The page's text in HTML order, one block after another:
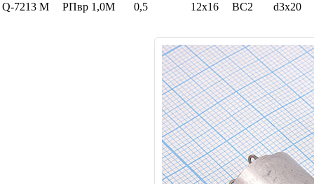
Q-7213 M
РПвр 1,0М 0,5 12x16 ВС2 d3x20